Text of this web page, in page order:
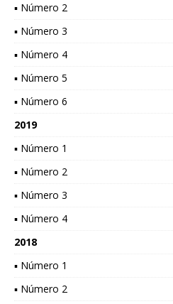
▪ Número 2
▪ Número 3
▪ Número 4
▪ Número 5
▪ Número 6
2019
▪ Número 1
▪ Número 2
▪ Número 3
▪ Número 4
2018
▪ Número 1
▪ Número 2